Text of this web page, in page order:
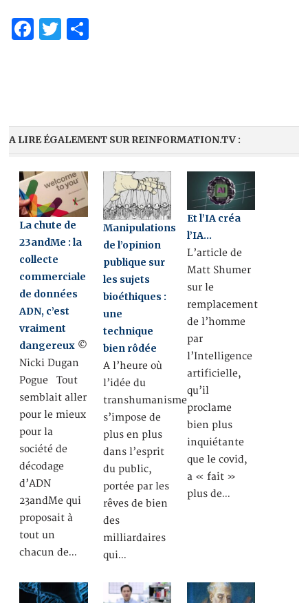
Facebook
Twitter
A LIRE ÉGALEMENT SUR REINFORMATION.TV :
La chute de
23andMe : la
collecte
commerciale
de données
ADN, c’est
vraiment
dangereux ©
Nicki Dugan
Pogue Tout
semblait aller
pour le mieux
pour la
société de
décodage
d’ADN
23andMe qui
proposait à
tout un
chacun de…
Manipulations
de l’opinion
publique sur
les sujets
bioéthiques :
une
technique
bien rôdée
A l’heure où
l’idée du
transhumanisme
s’impose de
plus en plus
dans l’esprit
du public,
portée par les
rêves de bien
des
milliardaires
qui…
Et l’IA créa
l’IA…
L’article de
Matt Shumer
sur le
remplacement
de l’homme
par
l’Intelligence
artificielle,
qu’il
proclame
bien plus
inquiétante
que le covid,
a « fait »
plus de…